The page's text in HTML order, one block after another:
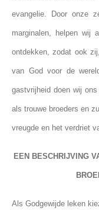
evangelie. Door onze
marginalen, helpen wij
ontdekken, zodat ook
van God voor de
gastvrijheid doen wij
als trouwe broeders en
vreugde en het verdriet
EEN BESCHRIJVING
Als Godgewijde leken